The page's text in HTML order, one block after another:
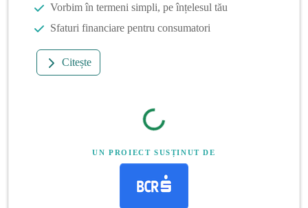
Vorbim în termeni simpli, pe înțelesul tău
Sfaturi financiare pentru consumatori
Citește
UN PROIECT SUSȚINUT DE